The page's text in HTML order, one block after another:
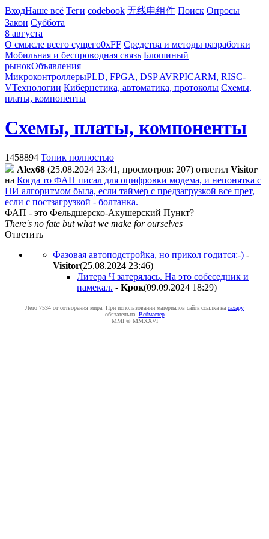
ВходНаше всё Теги codebook 无线电组件 Поиск Опросы
Закон Суббота
8 августа
О смысле всего сущего0xFF Средства и методы разработки
Мобильная и беспроводная связь Блошиный
рынокОбъявления
МикроконтроллерыPLD, FPGA, DSP AVRPICARM, RISC-
VТехнологии Кибернетика, автоматика, протоколы Схемы,
платы, компоненты
Схемы, платы, компоненты
1458894 Топик полностью
Alex68 (25.08.2024 23:41, просмотров: 207) ответил Visitor
на Когда то ФАП писал для оцифровки модема, и непонятка с
ПИ алгоритмом была, если таймер с предзагрузкой все прет,
если с постзагрузкой - болтанка.
ФАП - это Фельдшерско-Акушерский Пункт?
There's no fate but what we make for ourselves
Ответить
Фазовая автоподстройка, но прикол годится:-) -
Visitor(25.08.2024 23:46)
Литера Ч затерялась. На это собеседник и
намекал. - Kpoк(09.09.2024 18:29)
Лето 7534 от сотворения мира. При использовании материалов сайта ссылка на caxapу
обязательна. Вебмастер
MMI © MMXXVI